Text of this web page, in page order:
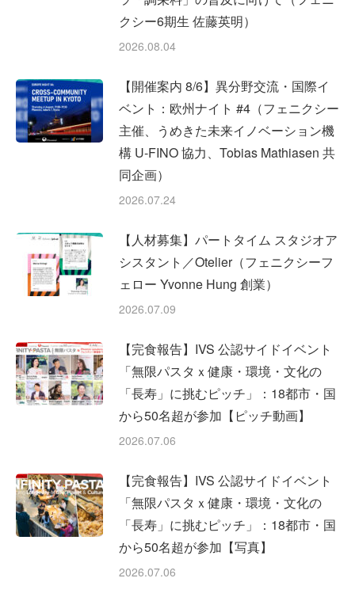
クシー6期生 佐藤英明）
2026.08.04
【開催案内 8/6】異分野交流・国際イ
ベント：欧州ナイト #4（フェニクシー
主催、うめきた未来イノベーション機
構 U-FINO 協力、Tobias Mathiasen 共
同企画）
2026.07.24
【人材募集】パートタイム スタジオア
シスタント／Otelier（フェニクシーフ
ェロー Yvonne Hung 創業）
2026.07.09
【完食報告】IVS 公認サイドイベント
「無限パスタｘ健康・環境・文化の
「長寿」に挑むピッチ」：18都市・国
から50名超が参加【ピッチ動画】
2026.07.06
【完食報告】IVS 公認サイドイベント
「無限パスタｘ健康・環境・文化の
「長寿」に挑むピッチ」：18都市・国
から50名超が参加【写真】
2026.07.06